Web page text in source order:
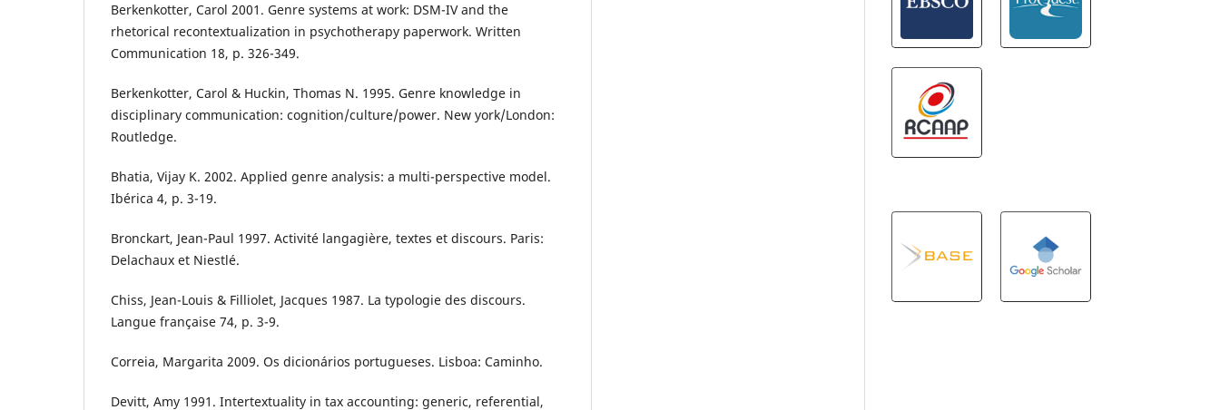
Berkenkotter, Carol 2001. Genre systems at work: DSM-IV and the
rhetorical recontextualization in psychotherapy paperwork. Written
Communication 18, p. 326-349.
Berkenkotter, Carol & Huckin, Thomas N. 1995. Genre knowledge in
disciplinary communication: cognition/culture/power. New york/London:
Routledge.
Bhatia, Vijay K. 2002. Applied genre analysis: a multi-perspective model.
Ibérica 4, p. 3-19.
Bronckart, Jean-Paul 1997. Activité langagière, textes et discours. Paris:
Delachaux et Niestlé.
Chiss, Jean-Louis & Filliolet, Jacques 1987. La typologie des discours.
Langue française 74, p. 3-9.
Correia, Margarita 2009. Os dicionários portugueses. Lisboa: Caminho.
Devitt, Amy 1991. Intertextuality in tax accounting: generic, referential,